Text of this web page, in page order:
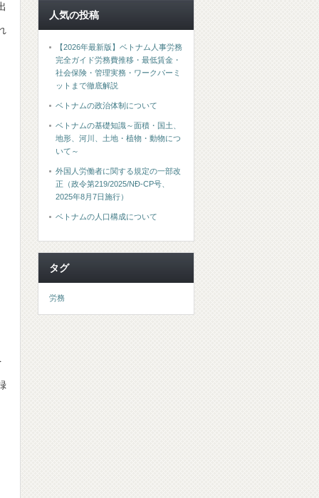
人気の投稿
【2026年最新版】ベトナム人事労務
完全ガイド労務費推移・最低賃金・
社会保険・管理実務・ワークパーミ
ットまで徹底解説
ベトナムの政治体制について
ベトナムの基礎知識～面積・国土、
地形、河川、土地・植物・動物につ
いて～
外国人労働者に関する規定の一部改
正（政令第219/2025/NĐ-CP号、
2025年8月7日施行）
ベトナムの人口構成について
タグ
労務